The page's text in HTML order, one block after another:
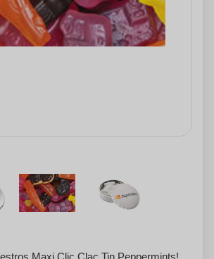
Maxi Clic Clac Tin Peppermints!